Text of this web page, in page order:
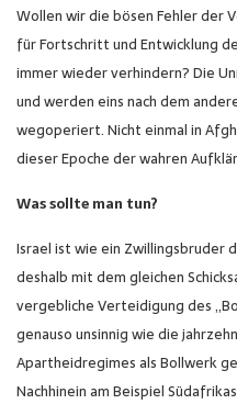
Wollen wir die bösen Fehler der
für Fortschritt und Entwicklung
immer wieder verhindern? Die
und werden eins nach dem
wegoperiert. Nicht einmal in
dieser Epoche der wahren
Was sollte man tun?
Israel ist wie ein Zwillingsbruder
deshalb mit dem gleichen
vergebliche Verteidigung des
genauso unsinnig wie die
Apartheidregimes als Bollwerk
Nachhinein am Beispiel